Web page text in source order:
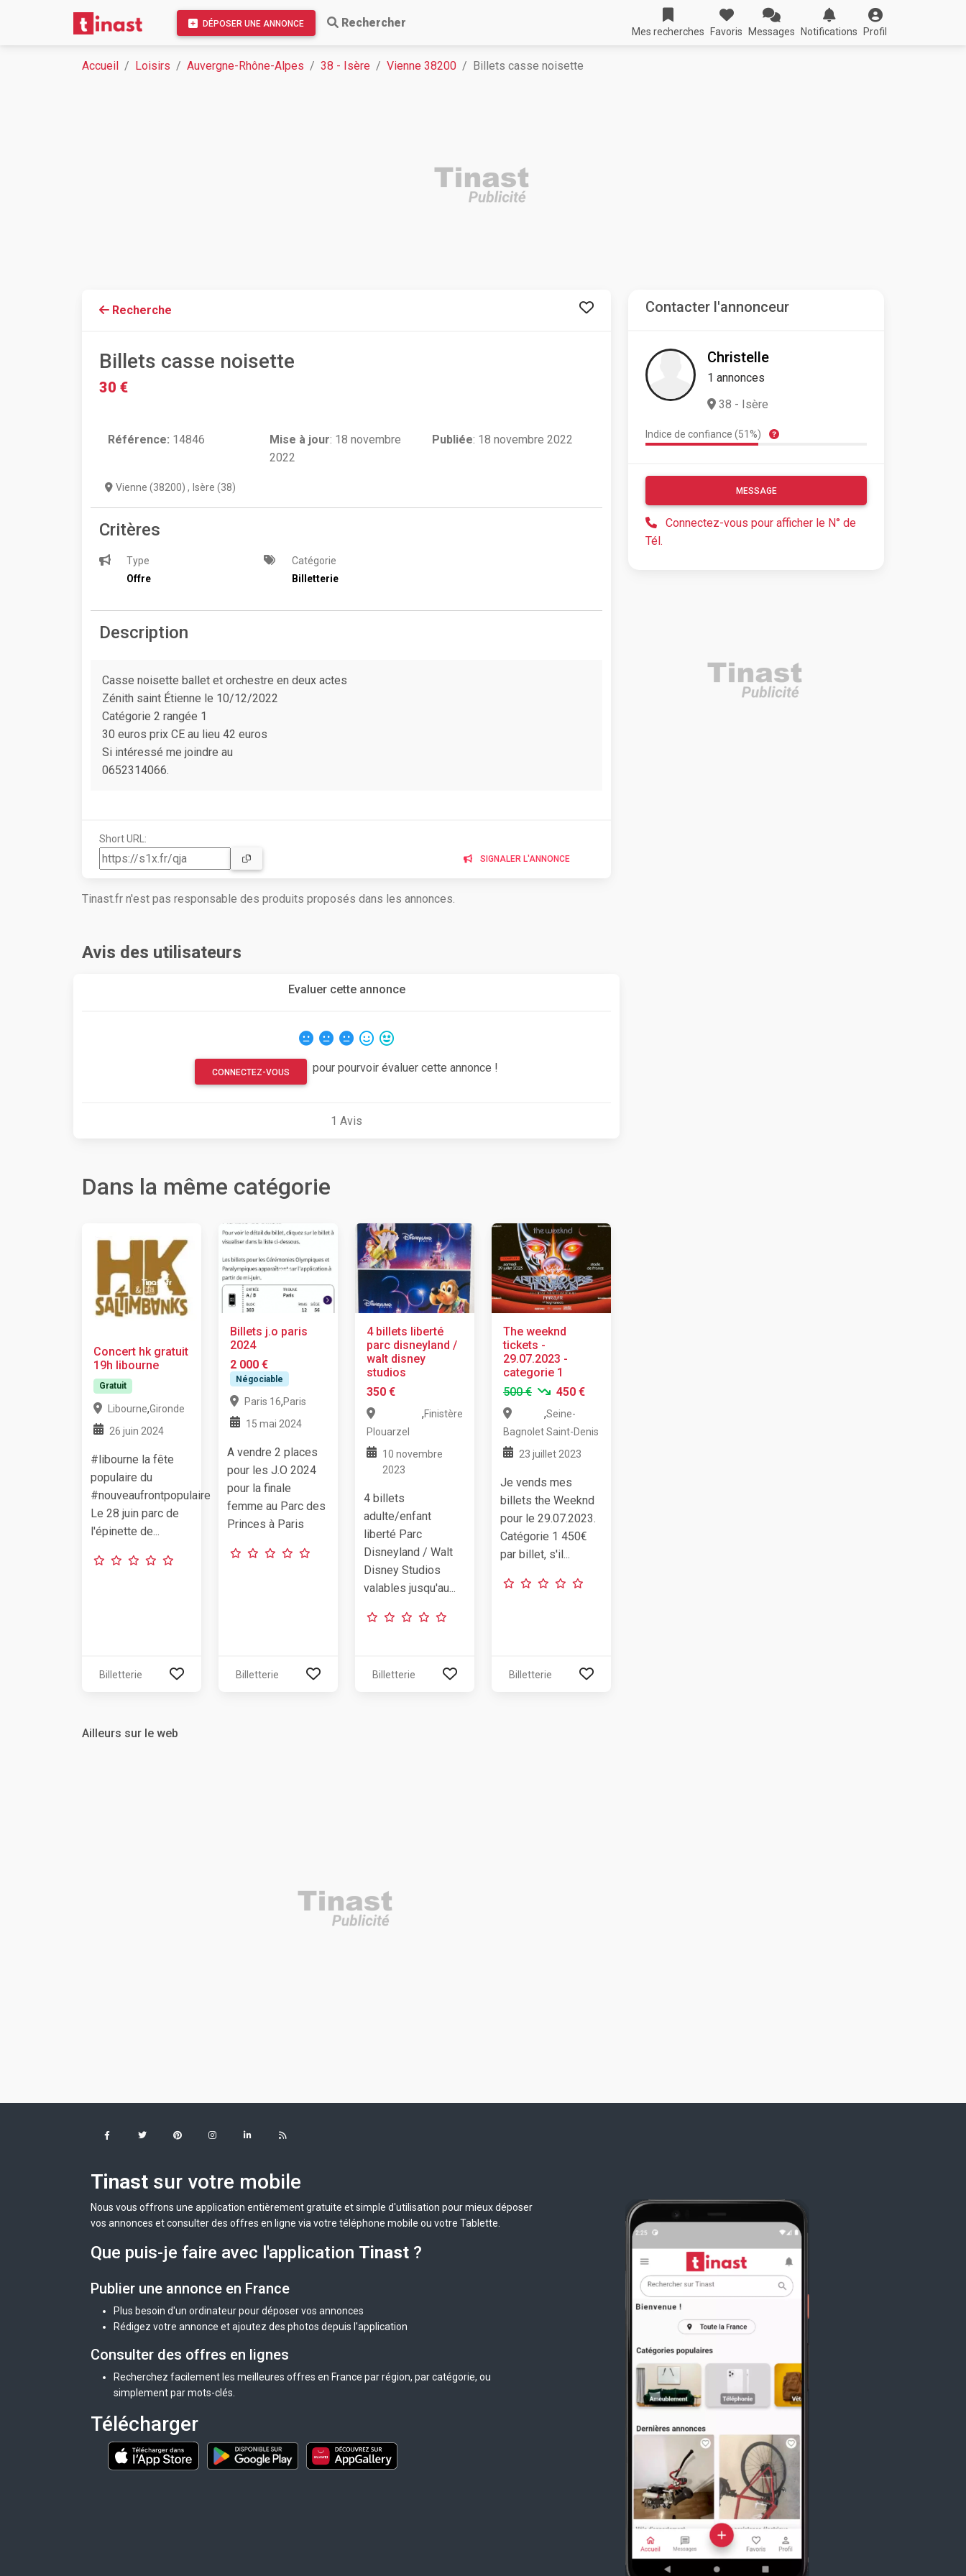
DÉPOSER UNE ANNONCE Rechercher
Mes recherches Favoris Messages Notifications Profil
Accueil Loisirs Auvergne-Rhône-Alpes 38 - Isère Vienne 38200 Billets casse noisette
Recherche
Billets casse noisette
30 €
Référence: 14846 Mise à jour: 18 novembre
2022
Publiée: 18 novembre 2022
Vienne (38200) , Isère (38)
Critères
Type
Offre
Catégorie
Billetterie
Description
Casse noisette ballet et orchestre en deux actes
Zénith saint Étienne le 10/12/2022
Catégorie 2 rangée 1
30 euros prix CE au lieu 42 euros
Si intéressé me joindre au
0652314066.
Short URL:
SIGNALER L'ANNONCE
Tinast.fr n'est pas responsable des produits proposés dans les annonces.
Avis des utilisateurs
Evaluer cette annonce
CONNECTEZ-VOUS pour pourvoir évaluer cette annonce !
1 Avis
Dans la même catégorie
Concert hk gratuit
19h libourne
Gratuit
Libourne,Gironde
26 juin 2024
#libourne la fête
populaire du
#nouveaufrontpopulaire
Le 28 juin parc de
l'épinette de...
Billetterie
Billets j.o paris
2024
2 000 €
Négociable
Paris 16,Paris
15 mai 2024
A vendre 2 places
pour les J.O 2024
pour la finale
femme au Parc des
Princes à Paris
Billetterie
4 billets liberté
parc disneyland /
walt disney
studios
350 €
Plouarzel
,Finistère
10 novembre
2023
4 billets
adulte/enfant
liberté Parc
Disneyland / Walt
Disney Studios
valables jusqu'au...
Billetterie
The weeknd
tickets -
29.07.2023 -
categorie 1
500 €
450 €
Bagnolet
,Seine-
Saint-Denis
23 juillet 2023
Je vends mes
billets the Weeknd
pour le 29.07.2023.
Catégorie 1 450€
par billet, s'il...
Billetterie
Ailleurs sur le web
Contacter l'annonceur
Christelle
1 annonces
38 - Isère
Indice de confiance (51%)
MESSAGE
Connectez-vous pour afficher le N° de
Tél.
Tinast sur votre mobile
Nous vous offrons une application entièrement gratuite et simple d'utilisation pour mieux déposer
vos annonces et consulter des offres en ligne via votre téléphone mobile ou votre Tablette.
Que puis-je faire avec l'application Tinast ?
Publier une annonce en France
Plus besoin d'un ordinateur pour déposer vos annonces
Rédigez votre annonce et ajoutez des photos depuis l'application
Consulter des offres en lignes
Recherchez facilement les meilleures offres en France par région, par catégorie, ou
simplement par mots-clés.
Télécharger